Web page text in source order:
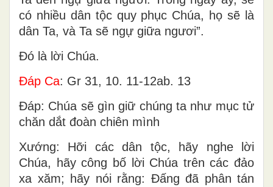
có nhiều dân tộc quy phục Chúa, họ sẽ là
dân Ta, và Ta sẽ ngự giữa ngươi”.
Ðó là lời Chúa.
Ðáp Ca: Gr 31, 10. 11-12ab. 13
Ðáp: Chúa sẽ gìn giữ chúng ta như mục tử
chăn dắt đoàn chiên mình
Xướng: Hỡi các dân tộc, hãy nghe lời
Chúa, hãy công bố lời Chúa trên các đảo
xa xăm; hãy nói rằng: Ðấng đã phân tán